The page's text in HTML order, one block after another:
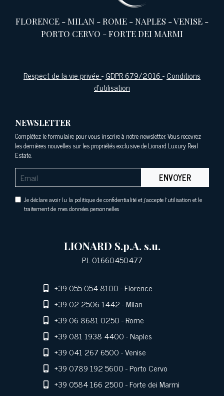
FLORENCE -MILAN -ROME -NAPLES -VENISE -
PORTO CERVO -FORTE DEI MARMI
Respect de la vie privée-GDPR 679/2016-Conditions
d'utilisation
NEWSLETTER
Complétez le formulaire pour vous inscrire à notre newsletter. Vous recevrez
les dernières nouvelles sur les propriétés exclusive de Lionard Luxury Real
Estate.
ENVOYER
Je déclare avoir lu la politique de confidentialité et j'accepte l'utilisation et le
traitement de mes données personnelles
LIONARD S.p.A. s.u.
P.I. 01660450477
+39 055 054 8100- Florence
+39 02 2506 1442- Milan
+39 06 8681 0250- Rome
+39 081 1938 4400- Naples
+39 041 267 6500- Venise
+39 0789 192 5600- Porto Cervo
+39 0584 166 2500- Forte dei Marmi